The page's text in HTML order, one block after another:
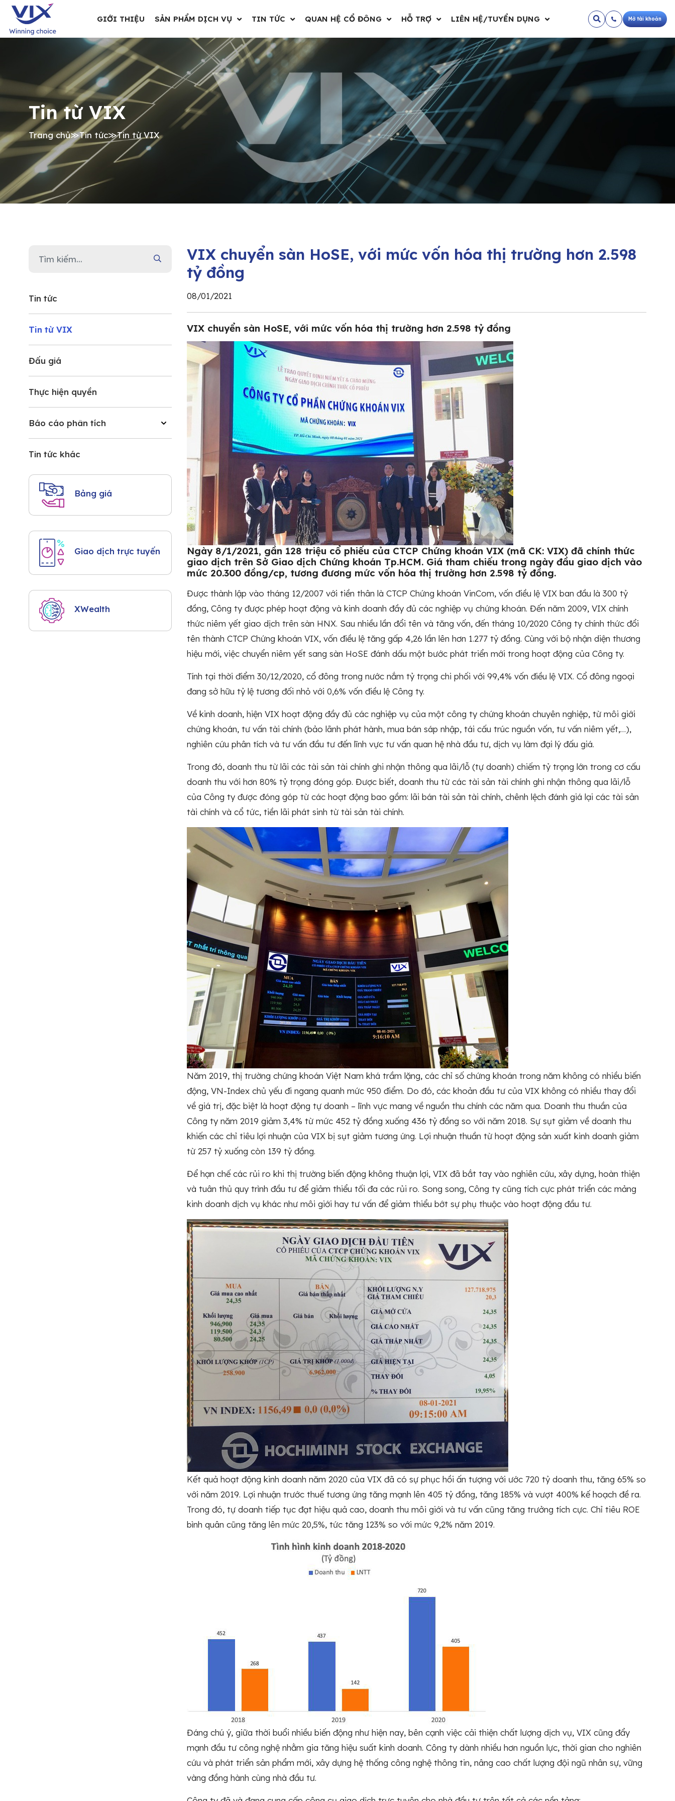
GIỚI THIỆU SẢN PHẨM DỊCH VỤ TIN TỨC QUAN HỆ CỔ ĐÔNG HỖ TRỢ LIÊN HỆ/TUYỂN DỤNG Mở tài khoản
Tin từ VIX
Trang chủ≫Tin tức≫Tin từ VIX
Tin tức
Tin từ VIX
Đấu giá
Thực hiện quyền
Báo cáo phân tích
Tin tức khác
Bảng giá
Giao dịch trực tuyến
XWealth
VIX chuyển sàn HoSE, với mức vốn hóa thị trường hơn 2.598
tỷ đồng
08/01/2021
VIX chuyển sàn HoSE, với mức vốn hóa thị trường hơn 2.598 tỷ đồng
Ngày 8/1/2021, gần 128 triệu cổ phiếu của CTCP Chứng khoán VIX (mã CK: VIX) đã chính thức
giao dịch trên Sở Giao dịch Chứng khoán Tp.HCM. Giá tham chiếu trong ngày đầu giao dịch vào
mức 20.300 đồng/cp, tương đương mức vốn hóa thị trường hơn 2.598 tỷ đồng.
Được thành lập vào tháng 12/2007 với tiền thân là CTCP Chứng khoán VinCom, vốn điều lệ VIX ban đầu là 300 tỷ
đồng, Công ty được phép hoạt động và kinh doanh đầy đủ các nghiệp vụ chứng khoán. Đến năm 2009, VIX chính
thức niêm yết giao dịch trên sàn HNX. Sau nhiều lần đổi tên và tăng vốn, đến tháng 10/2020 Công ty chính thức đổi
tên thành CTCP Chứng khoán VIX, vốn điều lệ tăng gấp 4,26 lần lên hơn 1.277 tỷ đồng. Cùng với bộ nhận diện thương
hiệu mới, việc chuyển niêm yết sang sàn HoSE đánh dấu một bước phát triển mới trong hoạt động của Công ty.
Tính tại thời điểm 30/12/2020, cổ đông trong nước nắm tỷ trọng chi phối với 99,4% vốn điều lệ VIX. Cổ đông ngoại
đang sở hữu tỷ lệ tương đối nhỏ với 0,6% vốn điều lệ Công ty.
Về kinh doanh, hiện VIX hoạt động đầy đủ các nghiệp vụ của một công ty chứng khoán chuyên nghiệp, từ môi giới
chứng khoán, tư vấn tài chính (bảo lãnh phát hành, mua bán sáp nhập, tái cấu trúc nguồn vốn, tư vấn niêm yết,…),
nghiên cứu phân tích và tư vấn đầu tư đến lĩnh vực tư vấn quan hệ nhà đầu tư, dịch vụ làm đại lý đấu giá.
Trong đó, doanh thu từ lãi các tài sản tài chính ghi nhận thông qua lãi/lỗ (tự doanh) chiếm tỷ trọng lớn trong cơ cấu
doanh thu với hơn 80% tỷ trọng đóng góp. Được biết, doanh thu từ các tài sản tài chính ghi nhận thông qua lãi/lỗ
của Công ty được đóng góp từ các hoạt động bao gồm: lãi bán tài sản tài chính, chênh lệch đánh giá lại các tài sản
tài chính và cổ tức, tiền lãi phát sinh từ tài sản tài chính.
Năm 2019, thị trường chứng khoán Việt Nam khá trầm lặng, các chỉ số chứng khoán trong năm không có nhiều biến
động, VN-Index chủ yếu đi ngang quanh mức 950 điểm. Do đó, các khoản đầu tư của VIX không có nhiều thay đổi
về giá trị, đặc biệt là hoạt động tự doanh – lĩnh vực mang về nguồn thu chính các năm qua. Doanh thu thuần của
Công ty năm 2019 giảm 3,4% từ mức 452 tỷ đồng xuống 436 tỷ đồng so với năm 2018. Sự sụt giảm về doanh thu
khiến các chỉ tiêu lợi nhuận của VIX bị sụt giảm tương ứng. Lợi nhuận thuần từ hoạt động sản xuất kinh doanh giảm
từ 257 tỷ xuống còn 139 tỷ đồng.
Để hạn chế các rủi ro khi thị trường biến động không thuận lợi, VIX đã bắt tay vào nghiên cứu, xây dựng, hoàn thiện
và tuân thủ quy trình đầu tư để giảm thiểu tối đa các rủi ro. Song song, Công ty cũng tích cực phát triển các mảng
kinh doanh dịch vụ khác như môi giới hay tư vấn để giảm thiểu bớt sự phụ thuộc vào hoạt động đầu tư.
Kết quả hoạt động kinh doanh năm 2020 của VIX đã có sự phục hồi ấn tượng với ước 720 tỷ doanh thu, tăng 65% so
với năm 2019. Lợi nhuận trước thuế tương ứng tăng mạnh lên 405 tỷ đồng, tăng 185% và vượt 400% kế hoạch đề ra.
Trong đó, tự doanh tiếp tục đạt hiệu quả cao, doanh thu môi giới và tư vấn cũng tăng trưởng tích cực. Chỉ tiêu ROE
bình quân cũng tăng lên mức 20,5%, tức tăng 123% so với mức 9,2% năm 2019.
Đáng chú ý, giữa thời buổi nhiều biến động như hiện nay, bên cạnh việc cải thiện chất lượng dịch vụ, VIX cũng đẩy
mạnh đầu tư công nghệ nhằm gia tăng hiệu suất kinh doanh. Công ty dành nhiều hơn nguồn lực, thời gian cho nghiên
cứu và phát triển sản phẩm mới, xây dựng hệ thống công nghệ thông tin, nâng cao chất lượng đội ngũ nhân sự, vững
vàng đồng hành cùng nhà đầu tư.